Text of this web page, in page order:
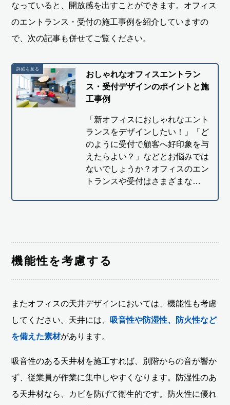
なっていると、開放感を出すことができます。オフィス
のエントランス・受付の施工事例を紹介していますの
で、次の記事も併せてご覧ください。
おしゃれなオフィスエントラン
ス・受付デザインのポイントと施
工事例
「新オフィスにおしゃれなエント
ランスをデザインしたい！」「ど
のように受付で顧客へ好印象を与
えたらよい？」などとお悩みでは
ないでしょうか？オフィスのエン
トランスや受付はさまざまな…
機能性を考慮する
またオフィスの天井デザインにおいては、機能性も考慮
してください。天井には、 吸音性や防湿性、防火性など
を備えた素材があります。
吸音性のある天井材を施工すれば、別階からの音が響か
ず、従業員が作業に集中しやすくなります。防湿性のあ
る天井材なら、カビを防げて衛生的です。防火性に優れ